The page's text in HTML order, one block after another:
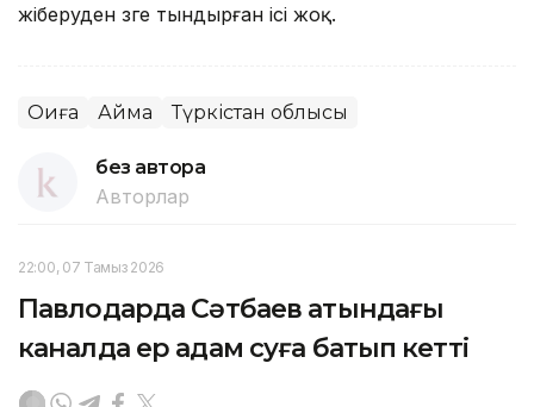
жіберуден өзге тындырған ісі жоқ.
Оқиға Аймақ Түркістан облысы
без автора
Авторлар
22:00, 07 Тамыз 2026
Павлодарда Сәтбаев атындағы
каналда ер адам суға батып кетті